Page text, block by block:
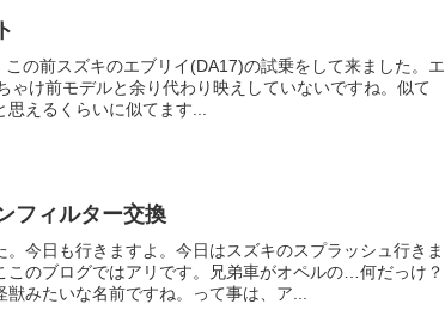
の前スズキのエブリイ(DA17)の試乗をして来ました。エ
ゃけ前モデルと余り代わり映えしていないですね。似て
えるくらいに似てます...
フィルター交換
今日も行きますよ。今日はスズキのスプラッシュ行きま
このブログではアリです。兄弟車がオペルの…何だっけ？
みたいな名前ですね。って事は、ア...